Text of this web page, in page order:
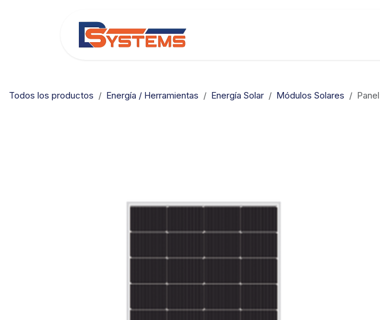
Todos los productos Energía / Herramientas Energía Solar Módulos Solares